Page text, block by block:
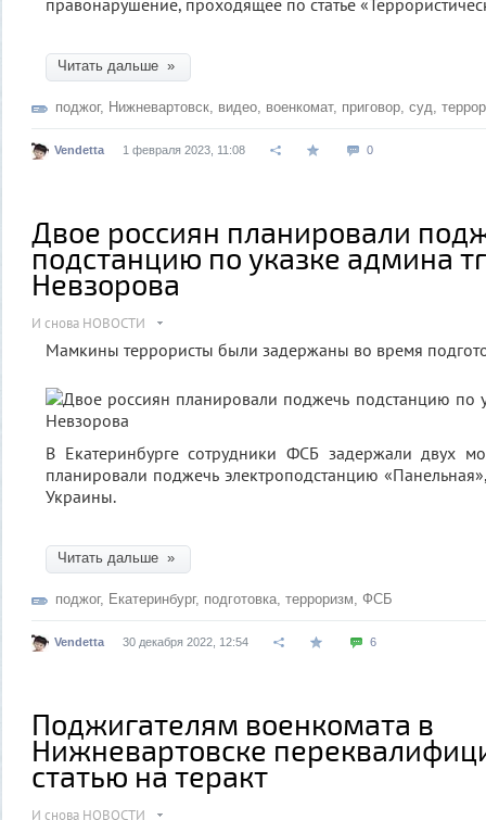
Читать дальше »
поджог, Нижневартовск видео военкомат, приговор суд
Vendetta 1 февраля 2023, 11:08 0
Двое россиян планировали
подстанцию по указке админа
Невзорова
И снова НОВОСТИ
Мамкины террористы были задержаны во время
В Екатеринбурге сотрудники ФСБ задержали двух
планировали поджечь электроподстанцию
Украины.
Читать дальше »
поджог, Екатеринбург, подготовка терроризм ФСБ
Vendetta 30 декабря 2022, 12:54 6
Поджигателям военкомата в
Нижневартовске
статью на теракт
И снова НОВОСТИ